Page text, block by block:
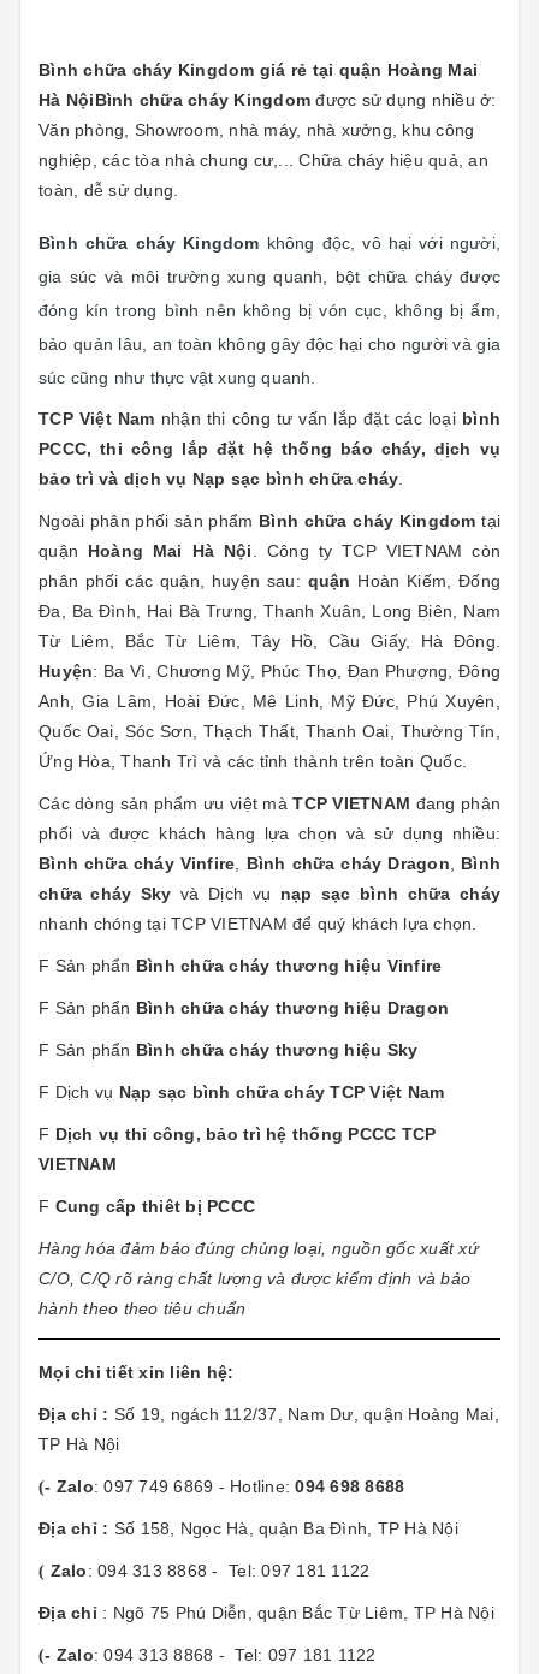
Bình chữa cháy Kingdom giá rẻ tại quận Hoàng Mai
Hà NộiBình chữa cháy Kingdom được sử dụng nhiều ở:
Văn phòng, Showroom, nhà máy, nhà xưởng, khu công
nghiệp, các tòa nhà chung cư,... Chữa cháy hiệu quả, an
toàn, dễ sử dụng.
Bình chữa cháy Kingdom không độc, vô hại với người,
gia súc và môi trường xung quanh, bột chữa cháy được
đóng kín trong bình nên không bị vón cục, không bị ẩm,
bảo quản lâu, an toàn không gây độc hại cho người và gia
súc cũng như thực vật xung quanh.
TCP Việt Nam nhận thi công tư vấn lắp đặt các loại bình
PCCC, thi công lắp đặt hệ thống báo cháy, dịch vụ
bảo trì và dịch vụ Nạp sạc bình chữa cháy
Ngoài phân phối sản phẩm Bình chữa cháy Kingdom tại
quận Hoàng Mai Hà Nội
. Công ty TCP VIETNAM còn
phân phối các quận, huyện sau: quận Hoàn Kiếm, Đống
Đa, Ba Đình, Hai Bà Trưng, Thanh Xuân, Long Biên, Nam
Từ Liêm, Bắc Từ Liêm, Tây Hồ, Cầu Giấy, Hà Đông.
Huyện: Ba Vì, Chương Mỹ, Phúc Thọ, Đan Phượng, Đông
Anh, Gia Lâm, Hoài Đức, Mê Linh, Mỹ Đức, Phú Xuyên,
Quốc Oai, Sóc Sơn, Thạch Thất, Thanh Oai, Thường Tín,
Ứng Hòa, Thanh Trì và các tỉnh thành trên toàn Quốc.
Các dòng sản phẩm ưu việt màTCP VIETNAM đang phân
phối và được khách hàng lựa chọn và sử dụng nhiều:
Bình chữa cháy Vinfire
Bình chữa cháy Dragon
Bình
chữa cháy Sky và Dịch vụ nạp sạc bình chữa cháy
nhanh chóng tại TCP VIETNAM để quý khách lựa chọn.
F Sản phẩn Bình chữa cháy thương hiệu Vinfire
F Sản phẩn Bình chữa cháy thương hiệu Dragon
F Sản phẩn Bình chữa cháy thương hiệu Sky
F Dịch vụ Nạp sạc bình chữa cháy TCP Việt Nam
F Dịch vụ thi công, bảo trì hệ thống PCCC TCP
VIETNAM
F Cung cấp thiêt bị PCCC
Hàng hóa đảm bảo đúng chủng loại, nguồn gốc xuất xứ
C/O, C/Q rõ ràng chất lượng và được kiểm định và bảo
hành theo theo tiêu chuẩn
Mọi chi tiết xin liên hệ:
Địa chỉ : Số 19, ngách 112/37, Nam Dư, quận Hoàng Mai,
TP Hà Nội
(- Zalo: 097 749 6869 - Hotline:094 698 8688
Địa chỉ : Số 158, Ngọc Hà, quận Ba Đình, TP Hà Nội
( Zalo: 094 313 8868 - Tel: 097 181 1122
Địa chỉ : Ngõ 75 Phú Diễn, quận Bắc Từ Liêm, TP Hà Nội
(- Zalo: 094 313 8868 - Tel: 097 181 1122